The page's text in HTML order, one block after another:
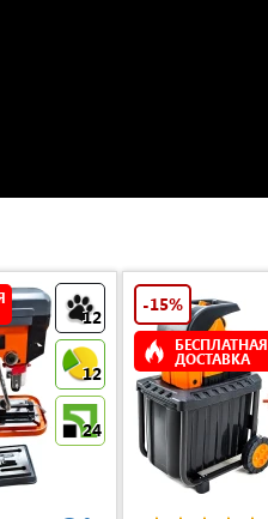
12
12
24
-15%
БЕСПЛАТНАЯ
ДОСТАВКА